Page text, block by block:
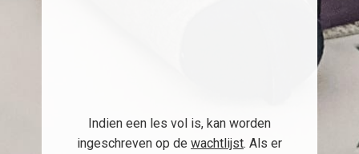
Indien een les vol is, kan worden
ingeschreven op de wachtlijst. Als er